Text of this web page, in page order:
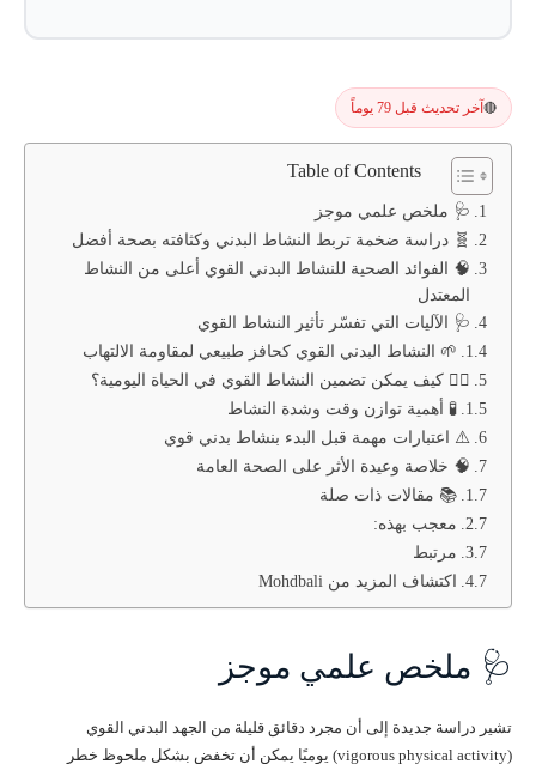
🔴 آخر تحديث قبل 79 يوماً
Table of Contents
🩺 ملخص علمي موجز
🧬 دراسة ضخمة تربط النشاط البدني وكثافته بصحة أفضل
🧠 الفوائد الصحية للنشاط البدني القوي أعلى من النشاط
المعتدل
🩺 الآليات التي تفسّر تأثير النشاط القوي
🌱 النشاط البدني القوي كحافز طبيعي لمقاومة الالتهاب
🏃‍♂️ كيف يمكن تضمين النشاط القوي في الحياة اليومية؟
🧪 أهمية توازن وقت وشدة النشاط
⚠️ اعتبارات مهمة قبل البدء بنشاط بدني قوي
🧠 خلاصة وعيدة الأثر على الصحة العامة
📚 مقالات ذات صلة
معجب بهذه:
مرتبط
اكتشاف المزيد من Mohdbali
🩺 ملخص علمي موجز
تشير دراسة جديدة إلى أن مجرد دقائق قليلة من الجهد البدني القوي
(vigorous physical activity) يوميًا يمكن أن تخفض بشكل ملحوظ خطر